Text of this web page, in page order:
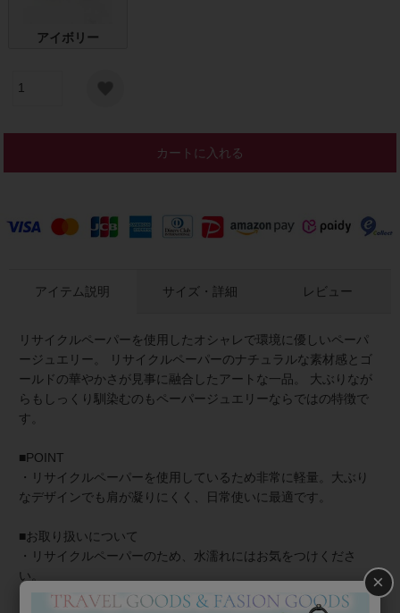
アイボリー
カートに入れる
アイテム説明
リサイクルペーパーを使用したオシャレで環境に優しいペーパ
ージュエリー。 リサイクルペーパーのナチュラルな素材感とゴ
ールドの華やかさが見事に融合したアートな一品。 大ぶりなが
らもしっくり馴染むのもペーパージュエリーならではの特徴で
す。
■POINT
・リサイクルペーパーを使用しているため非常に軽量。大ぶり
なデザインでも肩が凝りにくく、日常使いに最適です。
■お取り扱いについて
・リサイクルペーパーのため、水濡れにはお気をつけくださ
い。
・落下や、強く引っ張ったりすると破損の原因になります。
サイズ・詳細 レビュー
×